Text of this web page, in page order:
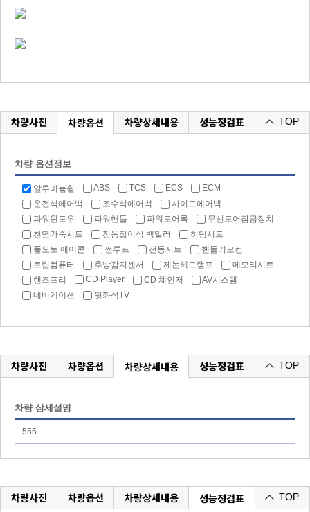
차량사진 차량옵션 차량상세내용 성능정검표 TOP
차량 옵션정보
알루미늄휠 ABS TCS ECS
ECM
운전석에어백
조수석에어백
사이드에어백
파워윈도우
파워핸들 파워도어록
무선도어잠금장치
천연가죽시트
전동접이식 백밀러
히팅시트
풀오토 에어콘
썬루프 전동시트
핸들리모컨
트립컴퓨터
후방감지센서 제논헤드램프
메모리시트
핸즈프리
CD Player CD 체인저
AV시스템
네비게이션
뒷좌석TV
차량사진 차량옵션 차량상세내용 성능정검표 TOP
차량 상세설명
555
차량사진 차량옵션 차량상세내용 성능정검표 TOP